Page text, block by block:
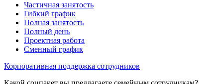
Частичная занятость
Гибкий график
Полная занятость
Полный день
Проектная работа
Сменный график
Корпоративная поддержка сотрудников